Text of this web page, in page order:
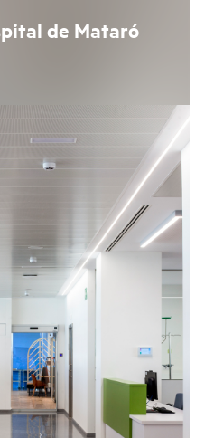
de Mataró